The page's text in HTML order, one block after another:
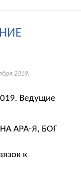
2019.
Ведущие
АРА-Я, БОГ
к